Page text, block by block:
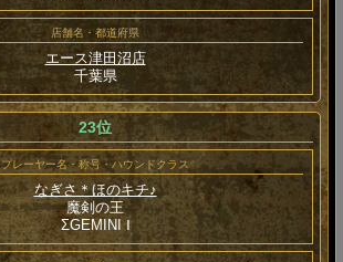
店舗名・都道府県
エース津田沼店
千葉県
23位
プレーヤー名・称号・ハウンドクラス
なぎさ＊ほのキチ♪
魔剣の王
ΣGEMINI Ⅰ